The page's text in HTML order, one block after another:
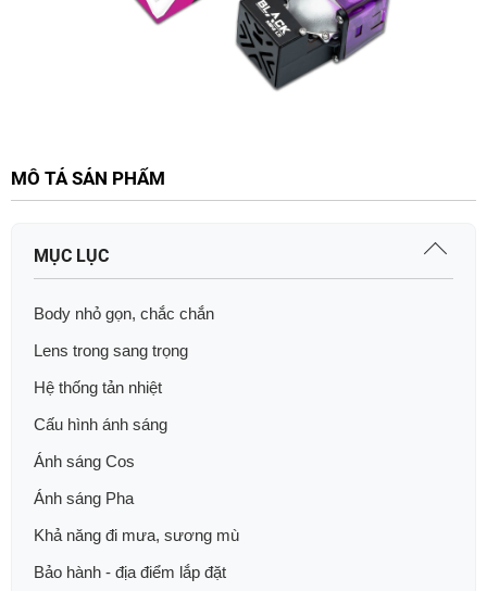
MÔ TẢ SẢN PHẨM
MỤC LỤC
Body nhỏ gọn, chắc chắn
Lens trong sang trọng
Hệ thống tản nhiệt
Cấu hình ánh sáng
Ánh sáng Cos
Ánh sáng Pha
Khả năng đi mưa, sương mù
Bảo hành - địa điểm lắp đặt